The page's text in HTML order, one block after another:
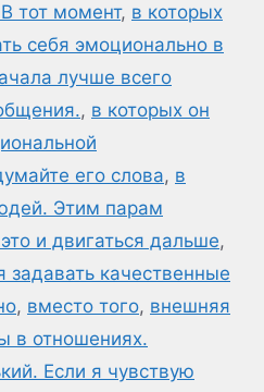
тот момент, в которых
себя эмоционально в
лучше всего
, в которых он
его слова, в
Этим парам
и двигаться дальше,
задавать качественные
, вместо того, внешняя
в отношениях.
Если я чувствую